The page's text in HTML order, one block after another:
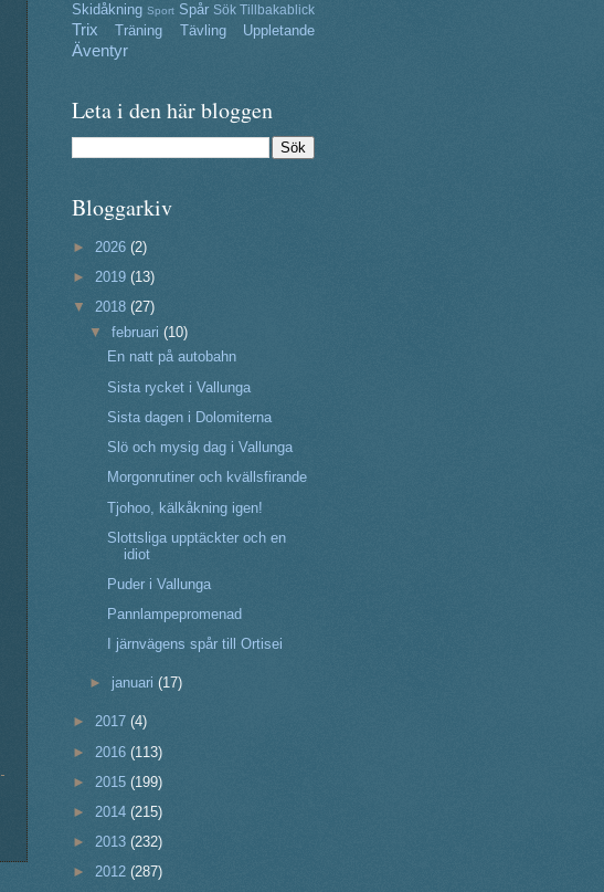
Skidåkning Sport Spår Sök Tillbakablick
Trix Träning Tävling Uppletande
Äventyr
Leta i den här bloggen
Bloggarkiv
► 2026 (2)
► 2019 (13)
▼ 2018 (27)
▼februari(10)
En natt på autobahn
Sista rycket i Vallunga
Sista dagen i Dolomiterna
Slö och mysig dag i Vallunga
Morgonrutiner och kvällsfirande
Tjohoo, kälkåkning igen!
Slottsliga upptäckter och en
idiot
Puder i Vallunga
Pannlampepromenad
I järnvägens spår till Ortisei
► januari(17)
► 2017 (4)
► 2016 (113)
► 2015 (199)
► 2014 (215)
► 2013 (232)
► 2012 (287)